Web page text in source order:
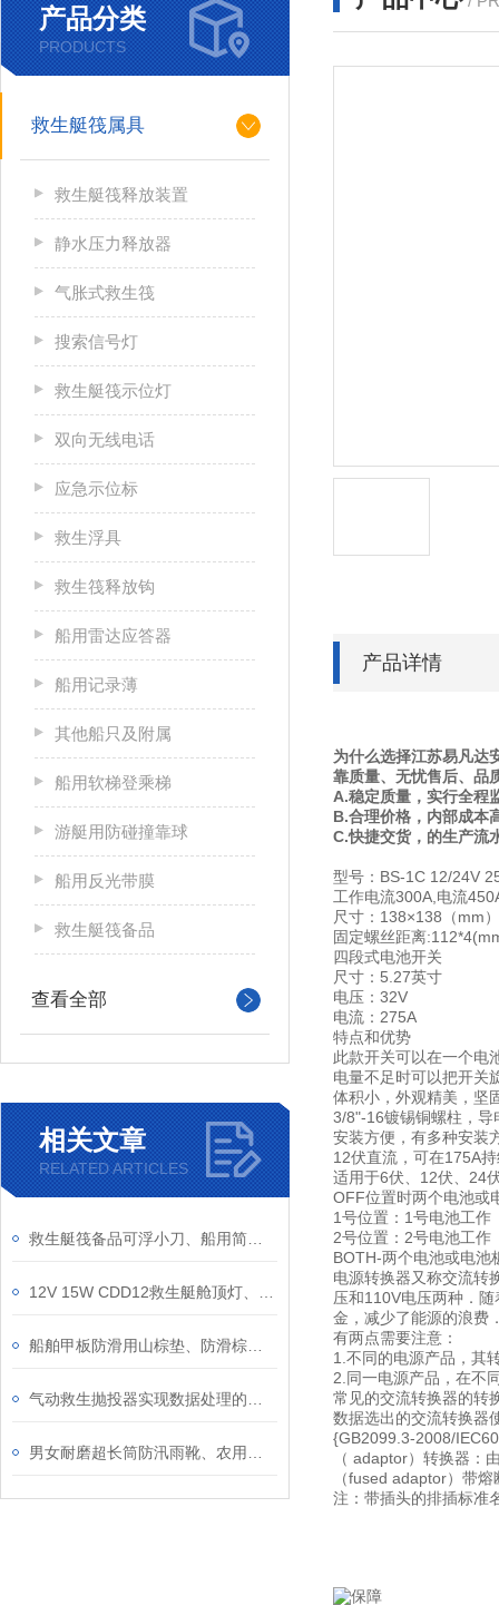
产品分类
PRODUCTS
救生艇筏属具
救生艇筏释放装置
静水压力释放器
气胀式救生筏
搜索信号灯
救生艇筏示位灯
双向无线电话
应急示位标
救生浮具
救生筏释放钩
船用雷达应答器
船用记录薄
其他船只及附属
船用软梯登乘梯
游艇用防碰撞靠球
船用反光带膜
救生艇筏备品
查看全部
相关文章
RELATED ARTICLES
产品详情
为什么选择江苏易凡达
靠质量、无忧售后、品
A.稳定质量，实行全程
B.合理价格，内部成本
C.快捷交货，的生产流
型号：BS-1C 12/24V
工作电流300A,电流
尺寸：138×138（mm）
固定螺丝距离
四段式电池开关
尺寸：5.27英寸
电压：32V
电流：275A
特点和优势
此款开关可以在一个电
电量不足时可以把开关
体积小，外观精美，坚
3/8"-16镀锡铜螺柱，导
安装方便，有多种安装
12伏直流，可在175A
适用于6伏、12伏、24
OFF位置时两个电池或
1号位置：1号电池工作
2号位置：2号电池工作
BOTH-两个电池或电池
电源转换器又称交流转
压和110V电压两种．
金，减少了能源的浪费
有两点需要注意：
1.不同的电源产品，其
2.同一电源产品，在不
常见的交流转换器的转
数据选出的交流转换器
{GB2099.3-2008/
（ adaptor）转换器：
（fused adaptor）带
注：带插头的排插标准